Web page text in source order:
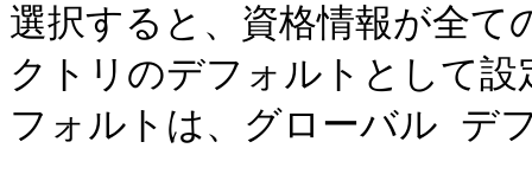
選択すると、資格情報が全
クトリのデフォルトとして
フォルトは、グローバル デ